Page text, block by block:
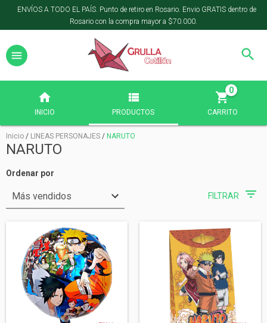
ENVÍOS A TODO EL PAÍS. Punto de retiro en Rosario. Envio GRATIS dentro de
Rosario con la compra mayor a $70.000.
INICIO PRODUCTOS CARRITO
0
Inicio / LINEAS PERSONAJES / NARUTO
NARUTO
Ordenar por
FILTRAR